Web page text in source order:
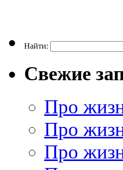
Найти:
Свежие
Про
Про
Про